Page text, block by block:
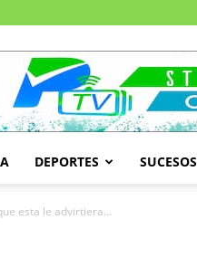
DEPORTES SUCESOS
esta le advirtiera...